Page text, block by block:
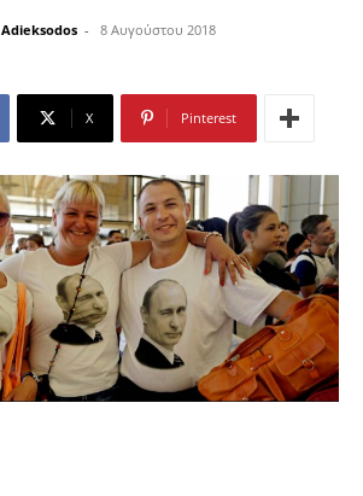
Adieksodos - 8 Αυγούστου 2018
X Pinterest